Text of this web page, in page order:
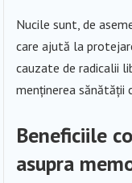
Nucile sunt, de
care ajută la
cauzate de radicalii
menținerea sănătății
Beneficiile
asupra